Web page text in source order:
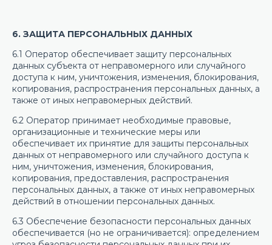
6. ЗАЩИТА ПЕРСОНАЛЬНЫХ ДАННЫХ
6.1 Оператор обеспечивает защиту персональных
данных субъекта от неправомерного или случайного
доступа к ним, уничтожения, изменения, блокирования,
копирования, распространения персональных данных, а
также от иных неправомерных действий.
6.2 Оператор принимает необходимые правовые,
организационные и технические меры или
обеспечивает их принятие для защиты персональных
данных от неправомерного или случайного доступа к
ним, уничтожения, изменения, блокирования,
копирования, предоставления, распространения
персональных данных, а также от иных неправомерных
действий в отношении персональных данных.
6.3 Обеспечение безопасности персональных данных
обеспечивается (но не ограничивается): определением